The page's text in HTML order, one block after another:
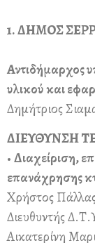
1. ΔΗΜΟΣ
Αντιδήμαρχος
υλικού και
Δημήτριος
ΔΙΕΥΘΥΝΣΗ
•Διαχείριση,
επανάχρησης
Χρήστος
Διευθυντής
Αικατερίνη